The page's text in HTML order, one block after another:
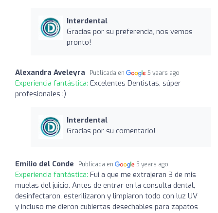
Interdental
Gracias por su preferencia, nos vemos
pronto!
Alexandra Aveleyra Publicada en 5 years ago
Experiencia fantástica: Excelentes Dentistas, súper
profesionales :)
Interdental
Gracias por su comentario!
Emilio del Conde Publicada en 5 years ago
Experiencia fantástica: Fui a que me extrajeran 3 de mis
muelas del juicio. Antes de entrar en la consulta dental,
desinfectaron, esterilizaron y limpiaron todo con luz UV
y incluso me dieron cubiertas desechables para zapatos